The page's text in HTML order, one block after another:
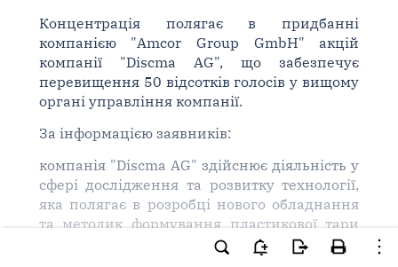
Концентрація полягає в придбанні
компанією "Amcor Group GmbH" акцій
компанії "Discma AG", що забезпечує
перевищення 50 відсотків голосів у вищому
органі управління компанії.
За інформацією заявників:
компанія "Discma AG" здійснює діяльність у
сфері дослідження та розвитку технології,
яка полягає в розробці нового обладнання
та методик формування пластикової тари
для споживчих рідин, не здійснює